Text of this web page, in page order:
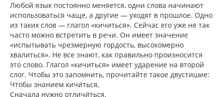
Любой язык постоянно меняется, одни слова начинают
использоваться чаще, а другие — уходят в прошлое. Одно
из таких слов — глагол «кичиться». Сейчас его уже не так
часто можно встретить в речи. Он имеет значение
«испытывать чрезмерную гордость, высокомерно
хвалиться». Не все знают, как правильно произносится
это слово. Глагол «кичиться» имеет ударение на второй
слог. Чтобы это запомнить, прочитайте такое двустишие:
Чтобы знанием кичи́ться,
Сначала нужно отличи́ться.